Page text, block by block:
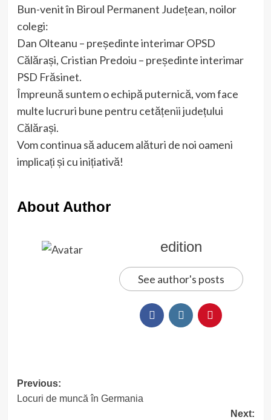
Bun-venit în Biroul Permanent Județean, noilor
colegi:
Dan Olteanu – președinte interimar OPSD
Călărași, Cristian Predoiu – președinte interimar
PSD Frăsinet.
Împreună suntem o echipă puternică, vom face
multe lucruri bune pentru cetățenii județului
Călărași.
Vom continua să aducem alături de noi oameni
implicați și cu inițiativă!
About Author
edition
See author's posts
Post
navigation
Previous:
Locuri de muncă în Germania
Next: